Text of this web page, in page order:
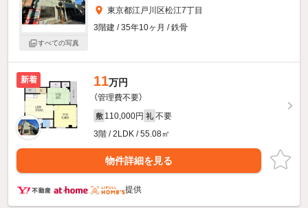
すべての写真
東京都江戸川区松江7丁目
3階建 / 35年10ヶ月 / 鉄骨
新着 11万円
（管理費不要）
敷 110,000円 礼 不要
3階 / 2LDK / 55.08㎡
物件詳細を見る
提供